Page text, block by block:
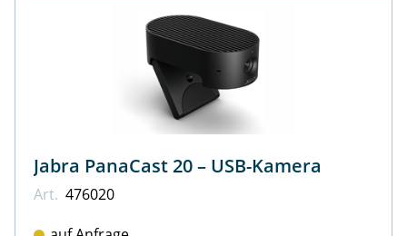
Jabra PanaCast 20 – USB-Kamera
Art. 476020